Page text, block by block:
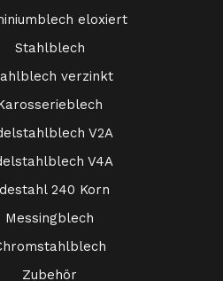
eloxiert
Stahlblech
verzinkt
V2A
V4A
240 Korn
Messingblech
Zubehör